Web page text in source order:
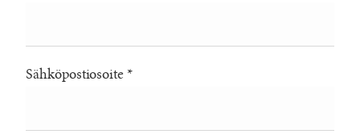
Sähköpostiosoite *